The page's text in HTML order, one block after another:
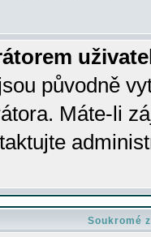
původně
Máte-li
Soukromé